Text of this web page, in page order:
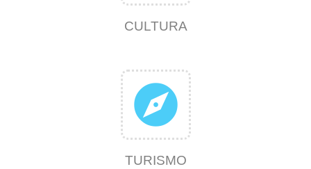
CULTURA
explore
TURISMO